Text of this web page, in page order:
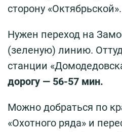
сторону «Октябрьской».
Нужен переход на
(зеленую) линию.
станции
дорогу — 56-57 мин.
Можно добраться по
«Охотного ряда» и